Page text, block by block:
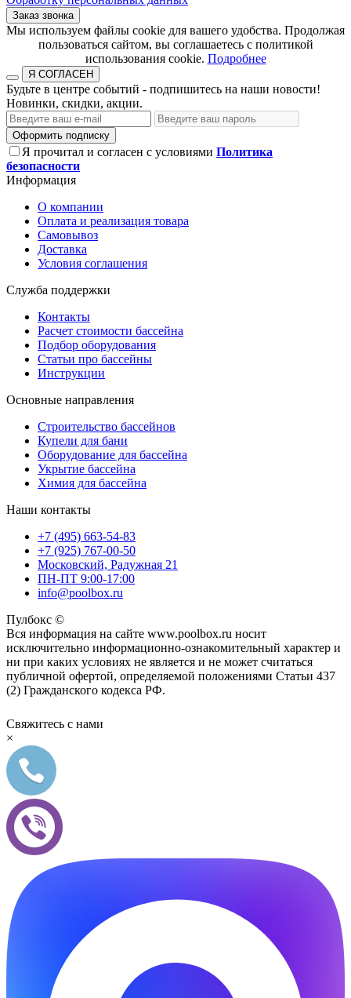
Заказ звонка
​​​​​​​Мы используем файлы cookie для вашего удобства. Продолжая
пользоваться сайтом, вы соглашаетесь с политикой
использования cookie.​​​​​​​ Подробнее
Я СОГЛАСЕН
Будьте в центре событий - подпишитесь на наши новости!
Новинки, скидки, акции.
Оформить подписку
Я прочитал и согласен с условиями Политика
безопасности
Информация
О компании
Оплата и реализация товара
Самовывоз
Доставка
Условия соглашения
Служба поддержки
Контакты
Расчет стоимости бассейна
Подбор оборудования
Статьи про бассейны
Инструкции
Основные направления
Строительство бассейнов
Купели для бани
Оборудование для бассейна
Укрытие бассейна
Химия для бассейна
Наши контакты
+7 (495) 663-54-83
+7 (925) 767-00-50
Московский, Радужная 21
ПН-ПТ 9:00-17:00
info@poolbox.ru
Пулбокс ©
Вся информация на сайте www.poolbox.ru носит
исключительно информационно-ознакомительный характер и
ни при каких условиях не является и не может считаться
публичной офертой, определяемой положениями Статьи 437
(2) Гражданского кодекса РФ.
Свяжитесь с нами
×